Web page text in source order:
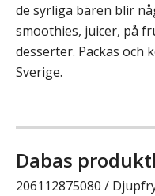
de syrliga bären blir
smoothies, juicer, på
desserter. Packas och
Sverige.
Dabas
206112875080 /